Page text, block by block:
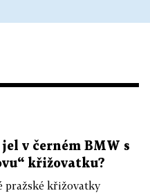
v černém BMW s
křižovatku?
pražské křižovatky